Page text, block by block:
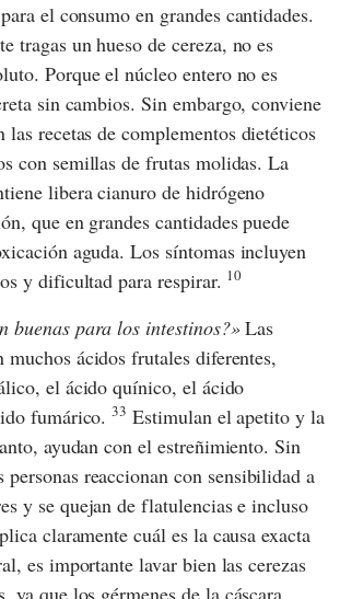
el consumo en grandes cantidades.
tragas un hueso de cereza, no es
Porque el núcleo entero no es
sin cambios. Sin embargo, conviene
las recetas de complementos dietéticos
con semillas de frutas molidas. La
libera cianuro de hidrógeno
que en grandes cantidades puede
aguda. Los síntomas incluyen
y dificultad para respirar. 10
buenas para los intestinos? Las
muchos ácidos frutales diferentes,
el ácido quínico, el ácido
fumárico.33 Estimulan el apetito y la
ayudan con el estreñimiento. Sin
personas reaccionan con sensibilidad a
y se quejan de flatulencias e incluso
claramente cuál es la causa exacta
es importante lavar bien las cerezas
ya que los gérmenes de la cáscara